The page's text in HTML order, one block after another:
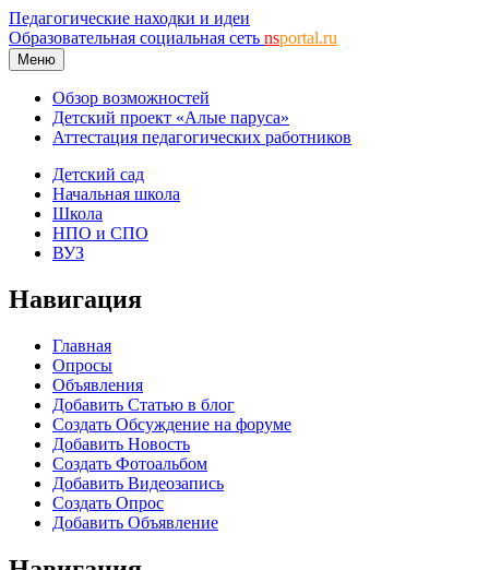
Педагогические находки и идеи
Образовательная социальная сеть nsportal.ru
Меню
Обзор возможностей
Детский проект «Алые паруса»
Аттестация педагогических работников
Детский сад
Начальная школа
Школа
НПО и СПО
ВУЗ
Навигация
Главная
Опросы
Объявления
Добавить Статью в блог
Создать Обсуждение на форуме
Добавить Новость
Создать Фотоальбом
Добавить Видеозапись
Создать Опрос
Добавить Объявление